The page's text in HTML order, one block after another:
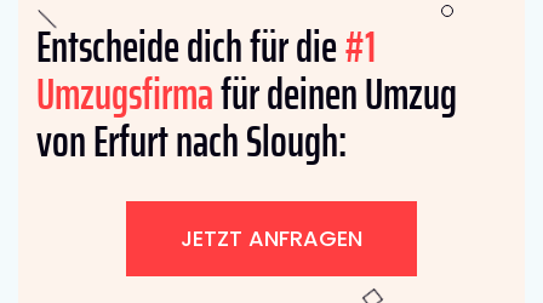
Entscheide dich für die#1
Umzugsfirmafür deinen Umzug
von Erfurt nach Slough:
JETZT ANFRAGEN